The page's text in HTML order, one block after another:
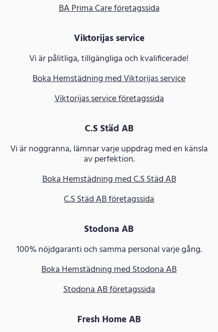
BA Prima Care företagssida
Viktorijas service
Vi är pålitliga, tillgängliga och kvalificerade!
Boka Hemstädning med Viktorijas service
Viktorijas service företagssida
C.S Städ AB
Vi är noggranna, lämnar varje uppdrag med en känsla
av perfektion.
Boka Hemstädning med C.S Städ AB
C.S Städ AB företagssida
Stodona AB
100% nöjdgaranti och samma personal varje gång.
Boka Hemstädning med Stodona AB
Stodona AB företagssida
Fresh Home AB